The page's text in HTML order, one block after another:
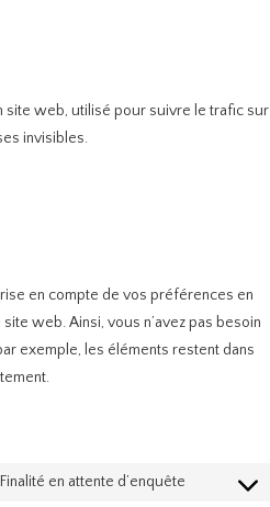
site web, utilisé pour suivre le trafic sur
invisibles.
en compte de vos préférences en
web. Ainsi, vous n’avez pas besoin
exemple, les éléments restent dans
Finalité en attente d’enquête
Consent